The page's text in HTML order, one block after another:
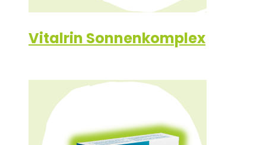
Vitalrin Sonnenkomplex